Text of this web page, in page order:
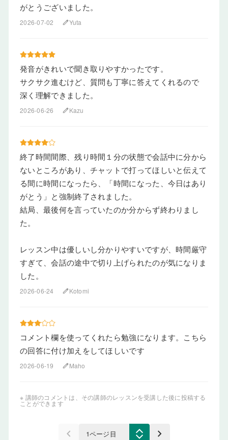
がとうございました。
2026-07-02 editYuta
発音がきれいで聞き取りやすかったです。
サクサク進むけど、質問も丁寧に答えてくれるので
深く理解できました。
2026-06-26 editKazu
終了時間間際、残り時間１分の状態で会話中に分から
ないところがあり、チャットで打ってほしいと伝えて
る間に時間になったら、「時間になった、今日はあり
がとう」と強制終了されました。
結局、最後何を言っていたのか分からず終わりまし
た。
レッスン中は優しいし分かりやすいですが、時間厳守
すぎて、会話の途中で切り上げられたのが気になりま
した。
2026-06-24 editKotomi
コメント欄を使ってくれたら勉強になります。こちら
の回答に付け加えをしてほしいです
2026-06-19 editMaho
※ 講師のコメントは、その講師のレッスンを受講した後に投稿する
ことができます
keyboard_arrow_left keyboard_arrow_right